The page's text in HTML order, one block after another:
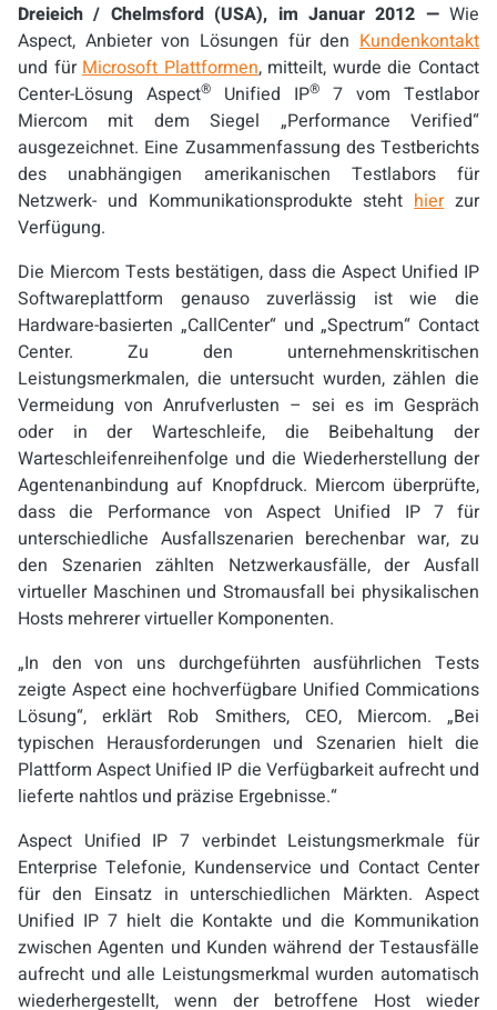
Dreieich / Chelmsford (USA), im Januar 2012 —Wie
Aspect, Anbieter von Lösungen für den Kundenkontakt
und fürMicrosoft Plattformen, mitteilt, wurde die Contact
Center-Lösung Aspect® Unified IP®
7 vom Testlabor
Miercom mit dem Siegel „Performance Verified“
ausgezeichnet. Eine Zusammenfassung des Testberichts
des unabhängigen amerikanischen Testlabors für
Netzwerk- und Kommunikationsprodukte stehthierzur
Verfügung.
Die Miercom Tests bestätigen, dass die Aspect Unified IP
Softwareplattform genauso zuverlässig ist wie die
Hardware-basierten „CallCenter“ und „Spectrum“ Contact
Center. Zu den unternehmenskritischen
Leistungsmerkmalen, die untersucht wurden, zählen die
Vermeidung von Anrufverlusten – sei es im Gespräch
oder in der Warteschleife, die Beibehaltung der
Warteschleifenreihenfolge und die Wiederherstellung der
Agentenanbindung auf Knopfdruck. Miercom überprüfte,
dass die Performance von Aspect Unified IP 7 für
unterschiedliche Ausfallszenarien berechenbar war, zu
den Szenarien zählten Netzwerkausfälle, der Ausfall
virtueller Maschinen und Stromausfall bei physikalischen
Hosts mehrerer virtueller Komponenten.
„In den von uns durchgeführten ausführlichen Tests
zeigte Aspect eine hochverfügbare Unified Commications
Lösung“, erklärt Rob Smithers, CEO, Miercom. „Bei
typischen Herausforderungen und Szenarien hielt die
Plattform Aspect Unified IP die Verfügbarkeit aufrecht und
lieferte nahtlos und präzise Ergebnisse.“
Aspect Unified IP 7 verbindet Leistungsmerkmale für
Enterprise Telefonie, Kundenservice und Contact Center
für den Einsatz in unterschiedlichen Märkten. Aspect
Unified IP 7 hielt die Kontakte und die Kommunikation
zwischen Agenten und Kunden während der Testausfälle
aufrecht und alle Leistungsmerkmal wurden automatisch
wiederhergestellt, wenn der betroffene Host wieder